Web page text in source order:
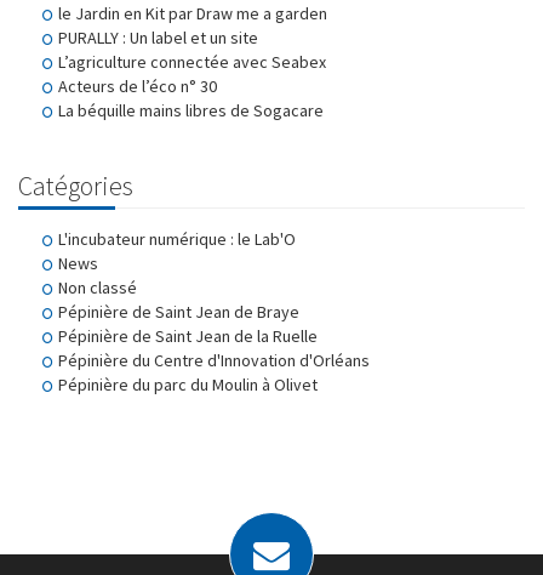
le Jardin en Kit par Draw me a garden
PURALLY : Un label et un site
L’agriculture connectée avec Seabex
Acteurs de l’éco n° 30
La béquille mains libres de Sogacare
Catégories
L'incubateur numérique : le Lab'O
News
Non classé
Pépinière de Saint Jean de Braye
Pépinière de Saint Jean de la Ruelle
Pépinière du Centre d'Innovation d'Orléans
Pépinière du parc du Moulin à Olivet